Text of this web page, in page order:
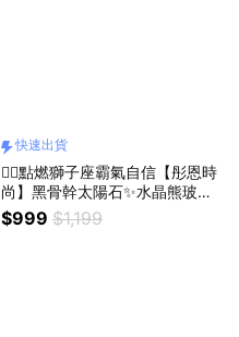
快速出貨
❤️‍🔥點燃獅子座霸氣自信【彤恩時
尚】黑骨幹太陽石✨水晶熊玻璃
罩燈座▸處女座 極光超七🎁生日
禮物 情人節禮物『LINE禮物獨
$999 $1,199